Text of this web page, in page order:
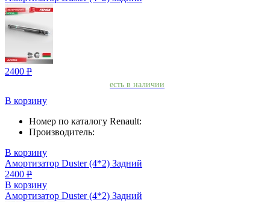
2400 Р
есть в наличии
В корзину
Номер по каталогу Renault:
Производитель:
В корзину
Амортизатор Duster (4*2) Задний
2400 Р
В корзину
Амортизатор Duster (4*2) Задний